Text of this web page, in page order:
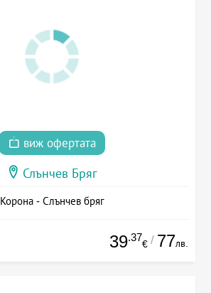
виж офертата
Слънчев Бряг
Корона - Слънчев бряг
39.37
€ / 77лв.